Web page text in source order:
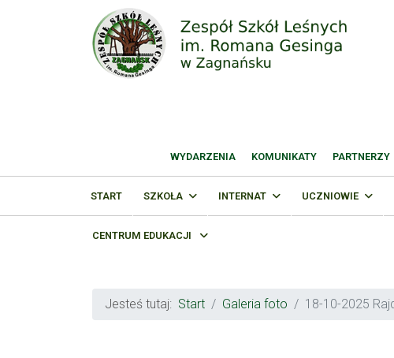
WYDARZENIA KOMUNIKATY PARTNERZY
START SZKOŁA INTERNAT UCZNIOWIE
CENTRUM EDUKACJI
Jesteś tutaj: Start Galeria foto 18-10-2025